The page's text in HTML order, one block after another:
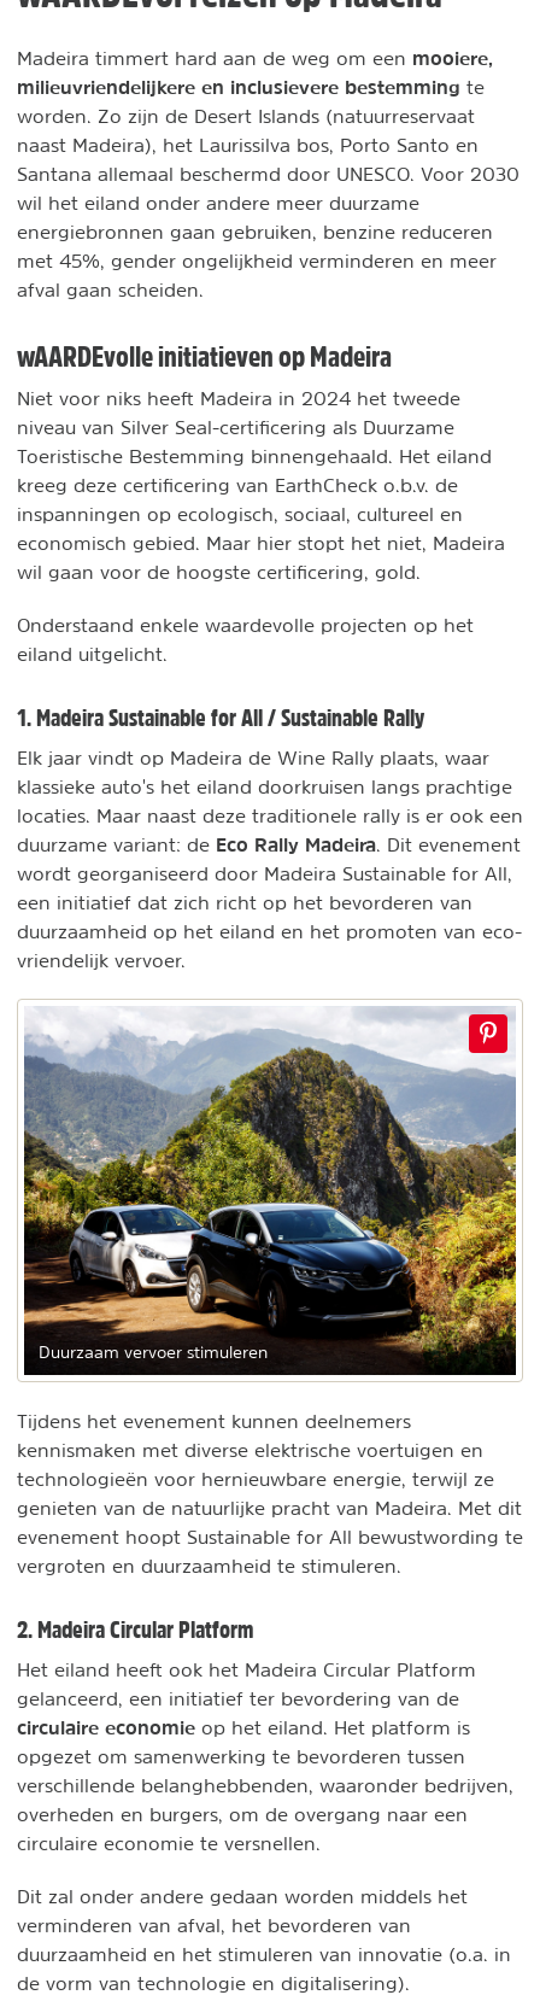
Madeira timmert hard aan de weg om een mooiere,
milieuvriendelijkere en inclusievere bestemming te
worden. Zo zijn de Desert Islands (natuurreservaat
naast Madeira), het Laurissilva bos, Porto Santo en
Santana allemaal beschermd door UNESCO. Voor 2030
wil het eiland onder andere meer duurzame
energiebronnen gaan gebruiken, benzine reduceren
met 45%, gender ongelijkheid verminderen en meer
afval gaan scheiden.
wAARDEvolle initiatieven op Madeira
Niet voor niks heeft Madeira in 2024 het tweede
niveau van Silver Seal-certificering als Duurzame
Toeristische Bestemming binnengehaald. Het eiland
kreeg deze certificering van EarthCheck o.b.v. de
inspanningen op ecologisch, sociaal, cultureel en
economisch gebied. Maar hier stopt het niet, Madeira
wil gaan voor de hoogste certificering, gold.
Onderstaand enkele waardevolle projecten op het
eiland uitgelicht.
1. Madeira Sustainable for All / Sustainable Rally
Elk jaar vindt op Madeira de Wine Rally plaats, waar
klassieke auto's het eiland doorkruisen langs prachtige
locaties. Maar naast deze traditionele rally is er ook een
duurzame variant: de Eco Rally Madeira . Dit evenement
wordt georganiseerd door Madeira Sustainable for All,
een initiatief dat zich richt op het bevorderen van
duurzaamheid op het eiland en het promoten van eco-
vriendelijk vervoer.
Duurzaam vervoer stimuleren
Tijdens het evenement kunnen deelnemers
kennismaken met diverse elektrische voertuigen en
technologieën voor hernieuwbare energie, terwijl ze
genieten van de natuurlijke pracht van Madeira. Met dit
evenement hoopt Sustainable for All bewustwording te
vergroten en duurzaamheid te stimuleren.
2. Madeira Circular Platform
Het eiland heeft ook het Madeira Circular Platform
gelanceerd, een initiatief ter bevordering van de
circulaire economie op het eiland. Het platform is
opgezet om samenwerking te bevorderen tussen
verschillende belanghebbenden, waaronder bedrijven,
overheden en burgers, om de overgang naar een
circulaire economie te versnellen.
Dit zal onder andere gedaan worden middels het
verminderen van afval, het bevorderen van
duurzaamheid en het stimuleren van innovatie (o.a. in
de vorm van technologie en digitalisering).